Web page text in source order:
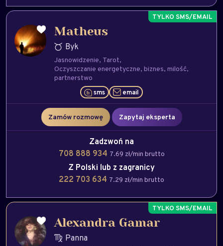
Matheus
Byk
Jasnowidzenie Tarot
Oczyszczanie energetyczne biznes milość
partnerstwo
sms email
Zamów rozmowę Zapytaj eksperta
Zadzwoń na
708 888 934 7.69 zł/min brutto
Z Polski lub z zagranicy
222 703 634 7.29 zł/min brutto
Alexandra Gamar
Panna